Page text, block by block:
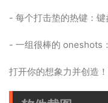
- 每个打击垫的热键：
- 一组很棒的 oneshots
打开你的想象力并创造